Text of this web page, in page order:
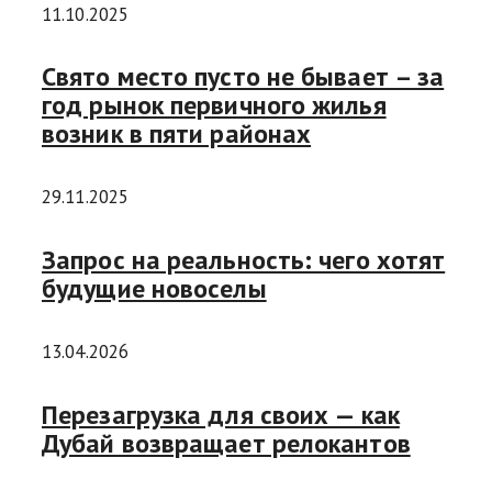
11.10.2025
Свято место пусто не бывает – за
год рынок первичного жилья
возник в пяти районах
29.11.2025
Запрос на реальность: чего хотят
будущие новоселы
13.04.2026
Перезагрузка для своих — как
Дубай возвращает релокантов